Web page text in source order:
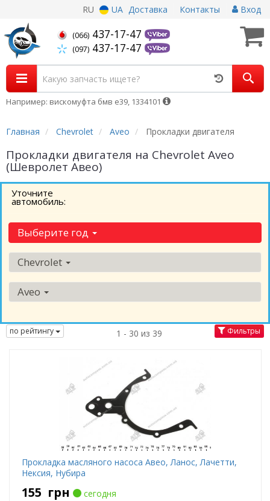
RU UA Доставка Контакты Вход
(066) 437-17-47
(097) 437-17-47
Например: вискомуфта бмв е39, 1334101
Главная Chevrolet Aveo Прокладки двигателя
Прокладки двигателя на Chevrolet Aveo
(Шевролет Авео)
Уточните
автомобиль:
Выберите год
Chevrolet
Aveo
по рейтингу 1 - 30 из 39 Фильтры
Прокладка масляного насоса Авео, Ланос, Лачетти,
Нексия, Нубира
155 грн
сегодня